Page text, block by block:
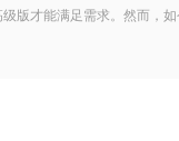
版才能满足需求。然而